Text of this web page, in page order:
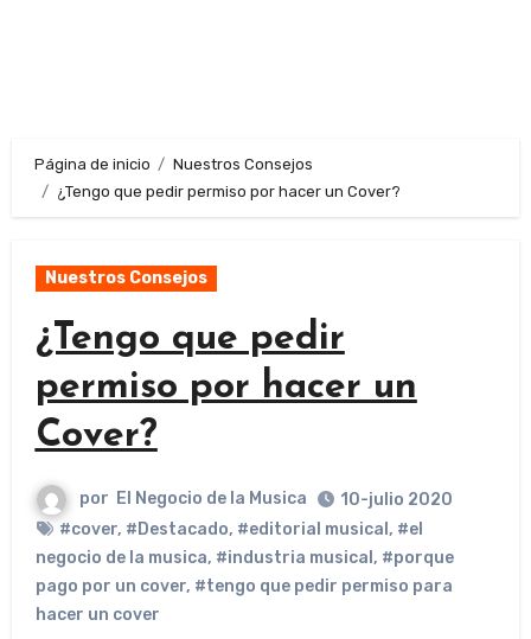
Página de inicio
Nuestros Consejos
¿Tengo que pedir permiso por hacer un Cover?
Nuestros Consejos
¿Tengo que pedir
permiso por hacer un
Cover?
por El Negocio de la Musica
10-julio 2020
#cover, #Destacado, #editorial musical , #el
negocio de la musica, #industria musical , #porque
pago por un cover, #tengo que pedir permiso para
hacer un cover